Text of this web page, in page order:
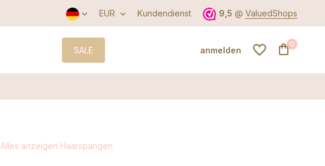
EUR Kundendienst 9,5 @ ValuedShops
SALE anmelden
0
Alles anzeigen Haarspangen